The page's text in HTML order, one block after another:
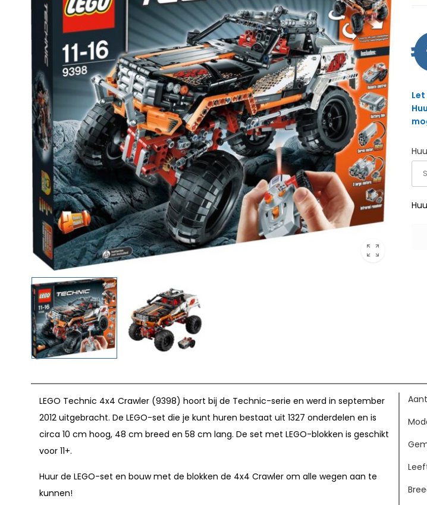
LEGO Technic 4x4 Crawler (9398) hoort bij de Technic-serie en werd in september
2012 uitgebracht. De LEGO-set die je kunt huren bestaat uit 1327 onderdelen en is
circa 10 cm hoog, 48 cm breed en 58 cm lang. De set met LEGO-blokken is geschikt
voor 11+.
Huur de LEGO-set en bouw met de blokken de 4x4 Crawler om alle wegen aan te
kunnen!